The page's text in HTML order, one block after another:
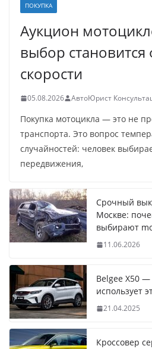
ПОКУПКА
Аукцион
выбор
скорости
05.08.2026 АвтоЮрист
Покупка мотоцикла — это не
транспорта. Это вопрос
случайностей: человек
передвижения,
Срочный
Москве:
выбирают
11.06.2026
Belgee X50 —
использует
21.04.2025
Кроссовер